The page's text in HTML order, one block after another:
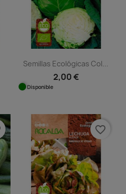
Semillas Ecológicas Col...
2,00 €
Disponible
favorite_border